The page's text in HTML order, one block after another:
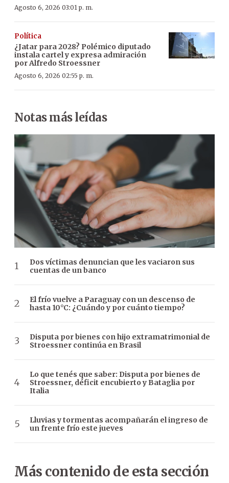
Agosto 6, 2026 03:01 p. m.
Política
¿Jatar para 2028? Polémico diputado
instala cartel y expresa admiración
por Alfredo Stroessner
Agosto 6, 2026 02:55 p. m.
Notas más leídas
Dos víctimas denuncian que les vaciaron sus
cuentas de un banco
El frío vuelve a Paraguay con un descenso de
hasta 10°C: ¿Cuándo y por cuánto tiempo?
Disputa por bienes con hijo extramatrimonial de
Stroessner continúa en Brasil
Lo que tenés que saber: Disputa por bienes de
Stroessner, déficit encubierto y Bataglia por
Italia
Lluvias y tormentas acompañarán el ingreso de
un frente frío este jueves
Más contenido de esta sección